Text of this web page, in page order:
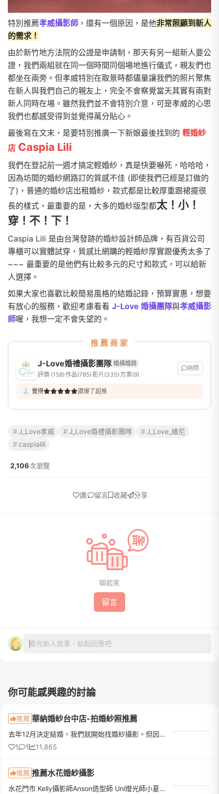
特別推薦孝威攝影師 ，還有一個原因， 是他非常照顧到新人
的需求！
由於新竹地方法院的公證是申請制，那天有另一組新人要公
證，我們兩組就在同一個時間同個場地進行儀式，親友們也
都坐在兩旁。但孝威特別在取景時都儘量讓我們的照片聚焦
在新人與我們自己的親友上，完全不會察覺當天其實有兩對
新人同時在場。雖然我們並不會特別介意，可是孝威的心思
我們也都感受得到並覺得萬分貼心。
最後寫在文末，是要特別推廣一下新娘最後找到的 輕婚紗
店 Caspia Lili
我們在登記前一週才搞定輕婚紗，真是快要嚇死，哈哈哈，
因為坊間的婚紗網路訂的質感不佳 (即使我們已經是訂做的
了)，普通的婚紗店出租婚紗，款式都是比較厚重跟裙擺很
長的樣式，最重要的是，大多的婚紗版型都太！小！
穿！不！下！
Caspia Lili 是由台灣發跡的婚紗設計師品牌，有百貨公司
專櫃可以實體試穿，質感比網購的輕婚紗厚實跟優秀太多了
~~~ 最重要的是他們有比較多元的尺寸和款式，可以給新
人選擇。
如果大家也喜歡比較簡易風格的結婚記錄，預算實惠，想要
有放心的服務，歡迎考慮看看 J-Love 婚攝團隊與孝威攝影
師喔，我想一定不會失望的。
推薦商家
J-Love婚禮攝影團隊 婚攝婚錄
評價 (158) 作品(785) 影片(335) 方案(9)
詢問
覺得 讚爆了超推
J_Love孝威 J_Love婚禮攝影團隊
J_Love_維尼
caspialili
2,106次瀏覽
讚 留言 收藏 分享
聊起來
留言
看完新人故事，給點回應吧
你可能感興趣的討論
推薦 華納婚紗台中店-拍婚紗照推薦
去年12月決定結婚，我們就開始找婚紗攝影。但因為我們住新竹，我本身是台中人，因此跟老公討論後，決定找台中婚紗公司拍攝。因為我本人很喜歡拍照，對婚紗照要求不低，所以老公只跟我說找一個我喜歡的婚紗公司，其他...
1
1 11,865
推薦 推薦水花婚紗攝影
水花門市 Kelly攝影師Anson造型師 Uni燈光師小夏本來是沒有打算要辦婚禮的，想說簡單就好。但長輩覺得還是要辦婚禮啦 🤣 好吧！好吧！婚紗店真的太多了，不好選 又怕踩雷 還有選擇障礙的我來說實在是太難了！所以選擇...